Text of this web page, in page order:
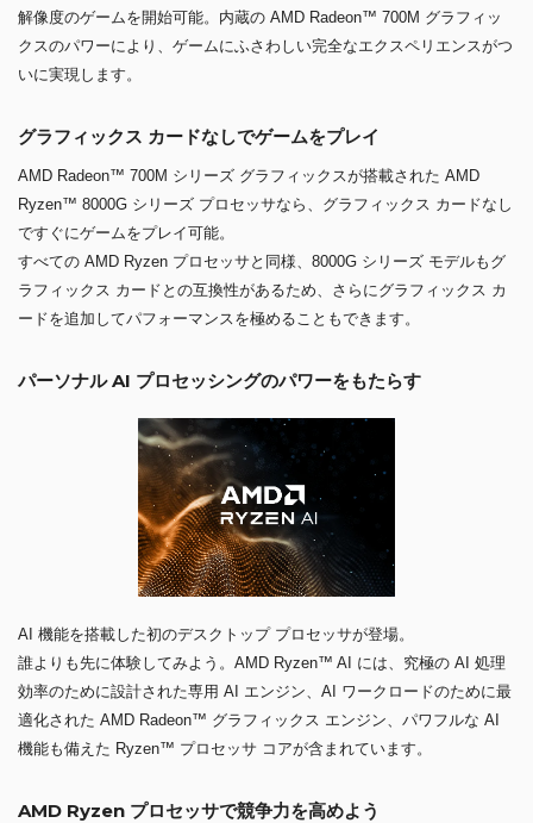
解像度のゲームを開始可能。内蔵の AMD Radeon™ 700M グラフィッ
クスのパワーにより、ゲームにふさわしい完全なエクスペリエンスがつ
いに実現します。
グラフィックス カードなしでゲームをプレイ
AMD Radeon™ 700M シリーズ グラフィックスが搭載された AMD
Ryzen™ 8000G シリーズ プロセッサなら、グラフィックス カードなし
ですぐにゲームをプレイ可能。
すべての AMD Ryzen プロセッサと同様、8000G シリーズ モデルもグ
ラフィックス カードとの互換性があるため、さらにグラフィックス カ
ードを追加してパフォーマンスを極めることもできます。
パーソナル AI プロセッシングのパワーをもたらす
AI 機能を搭載した初のデスクトップ プロセッサが登場。
誰よりも先に体験してみよう。AMD Ryzen™ AI には、究極の AI 処理
効率のために設計された専用 AI エンジン、AI ワークロードのために最
適化された AMD Radeon™ グラフィックス エンジン、パワフルな AI
機能も備えた Ryzen™ プロセッサ コアが含まれています。
AMD Ryzen プロセッサで競争力を高めよう